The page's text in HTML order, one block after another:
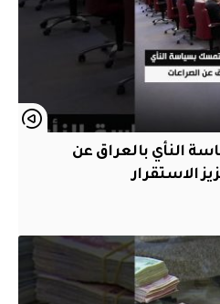
النأي بالعراق عن
الاستقرار